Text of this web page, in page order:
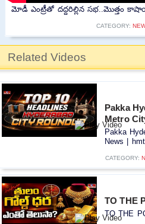
మోడీ ఎంట్రీతో దద్దరిల్లిన సభ..మొత్తం
CATEGORY:
Related Videos
Pakka
Metro
Pakka
News |
CATEGORY:
TO THE
TO THE